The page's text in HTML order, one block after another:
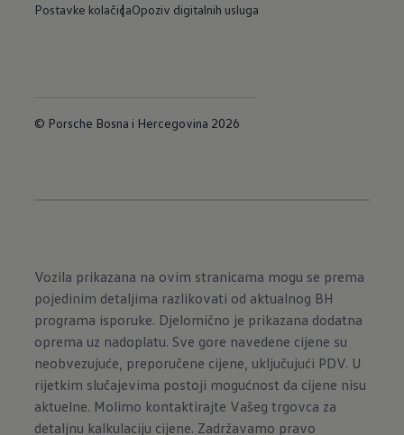
Postavke kolačićaOpoziv digitalnih usluga
© Porsche Bosna i Hercegovina 2026
Vozila prikazana na ovim stranicama mogu se prema
pojedinim detaljima razlikovati od aktualnog BH
programa isporuke. Djelomično je prikazana dodatna
oprema uz nadoplatu. Sve gore navedene cijene su
neobvezujuće, preporučene cijene, uključujući PDV. U
rijetkim slučajevima postoji mogućnost da cijene nisu
aktuelne. Molimo kontaktirajte Vašeg trgovca za
detaljnu kalkulaciju cijene. Zadržavamo pravo